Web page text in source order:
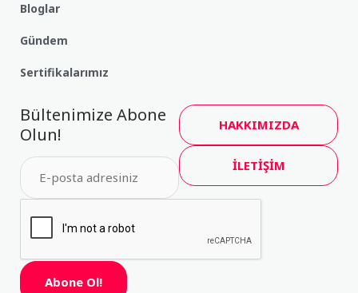
Bloglar
Gündem
Sertifikalarımız
Bültenimize Abone
Olun!
Abone Ol!
HAKKIMIZDA
İLETİŞİM